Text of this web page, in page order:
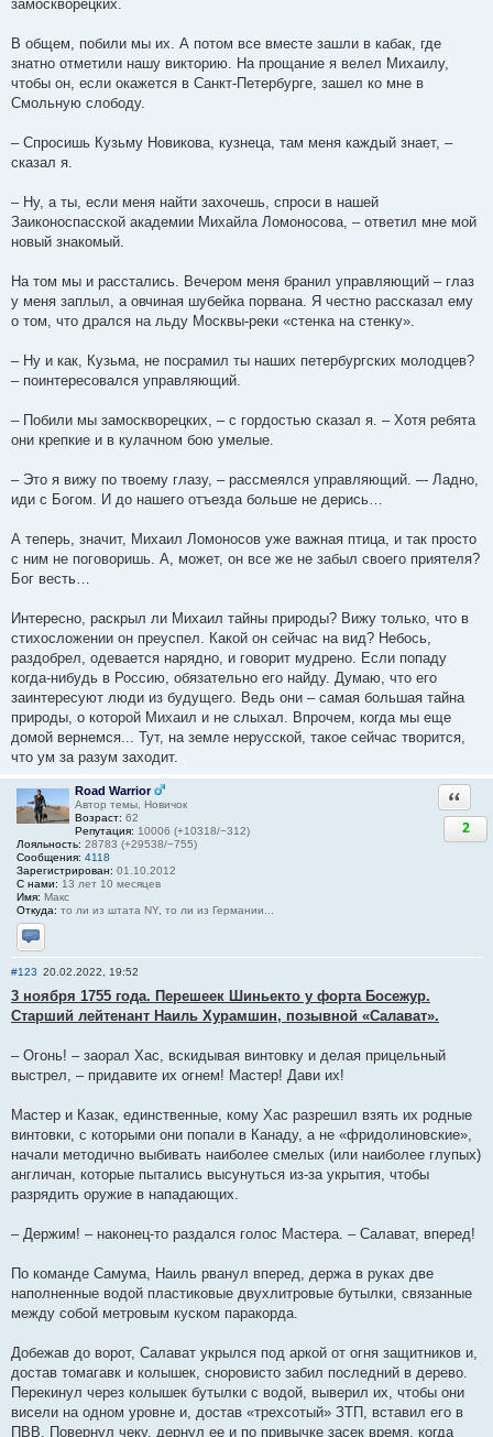
замоскворецких.
В общем, побили мы их. А потом все вместе зашли в кабак, где
знатно отметили нашу викторию. На прощание я велел Михаилу,
чтобы он, если окажется в Санкт-Петербурге, зашел ко мне в
Смольную слободу.
– Спросишь Кузьму Новикова, кузнеца, там меня каждый знает, –
сказал я.
– Ну, а ты, если меня найти захочешь, спроси в нашей
Заиконоспасской академии Михайла Ломоносова, – ответил мне мой
новый знакомый.
На том мы и расстались. Вечером меня бранил управляющий – глаз
у меня заплыл, а овчиная шубейка порвана. Я честно рассказал ему
о том, что дрался на льду Москвы-реки «стенка на стенку».
– Ну и как, Кузьма, не посрамил ты наших петербургских молодцев?
– поинтересовался управляющий.
– Побили мы замоскворецких, – с гордостью сказал я. – Хотя ребята
они крепкие и в кулачном бою умелые.
– Это я вижу по твоему глазу, – рассмеялся управляющий. –- Ладно,
иди с Богом. И до нашего отъезда больше не дерись…
А теперь, значит, Михаил Ломоносов уже важная птица, и так просто
с ним не поговоришь. А, может, он все же не забыл своего приятеля?
Бог весть…
Интересно, раскрыл ли Михаил тайны природы? Вижу только, что в
стихосложении он преуспел. Какой он сейчас на вид? Небось,
раздобрел, одевается нарядно, и говорит мудрено. Если попаду
когда-нибудь в Россию, обязательно его найду. Думаю, что его
заинтересуют люди из будущего. Ведь они – самая большая тайна
природы, о которой Михаил и не слыхал. Впрочем, когда мы еще
домой вернемся... Тут, на земле нерусской, такое сейчас творится,
что ум за разум заходит.
Road Warrior
Автор темы, Новичок
Возраст: 62
Репутация: 10006 (+10318/−312)
Лояльность: 28783 (+29538/−755)
Сообщения: 4118
Зарегистрирован: 01.10.2012
С нами: 13 лет 10 месяцев
Имя: Макс
Откуда: то ли из штата NY, то ли из Германии...
Отправить личное сообщение
2
#123 20.02.2022, 19:52
3 ноября 1755 года. Перешеек Шиньекто у форта Босежур.
Старший лейтенант Наиль Хурамшин, позывной «Салават».
– Огонь! – заорал Хас, вскидывая винтовку и делая прицельный
выстрел, – придавите их огнем! Мастер! Дави их!
Мастер и Казак, единственные, кому Хас разрешил взять их родные
винтовки, с которыми они попали в Канаду, а не «фридолиновские»,
начали методично выбивать наиболее смелых (или наиболее глупых)
англичан, которые пытались высунуться из-за укрытия, чтобы
разрядить оружие в нападающих.
– Держим! – наконец-то раздался голос Мастера. – Салават, вперед!
По команде Самума, Наиль рванул вперед, держа в руках две
наполненные водой пластиковые двухлитровые бутылки, связанные
между собой метровым куском паракорда.
Добежав до ворот, Салават укрылся под аркой от огня защитников и,
достав томагавк и колышек, сноровисто забил последний в дерево.
Перекинул через колышек бутылки с водой, выверил их, чтобы они
висели на одном уровне и, достав «трехсотый» ЗТП, вставил его в
ПВВ. Повернул чеку, дернул ее и по привычке засек время, когда